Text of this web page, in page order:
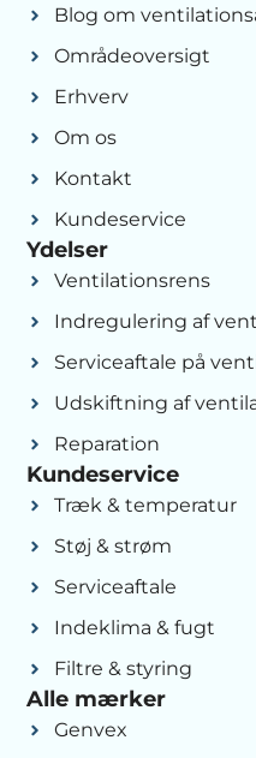
Blog om
Områdeoversigt
Erhverv
Om os
Kontakt
Kundeservice
Ydelser
Ventilationsrens
Indregulering af
Serviceaftale på
Udskiftning af
Reparation
Kundeservice
Træk & temperatur
Støj & strøm
Serviceaftale
Indeklima & fugt
Filtre & styring
Alle mærker
Genvex